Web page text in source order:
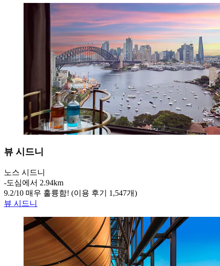
뷰 시드니
노스 시드니
‐도심에서 2.94km
9.2/10 매우 훌륭함! (이용 후기 1,547개)
뷰 시드니